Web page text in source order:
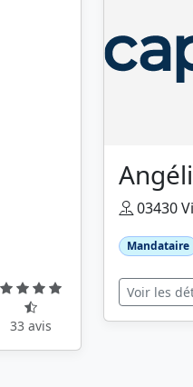
33 avis
03430
Mandataire
Voir les